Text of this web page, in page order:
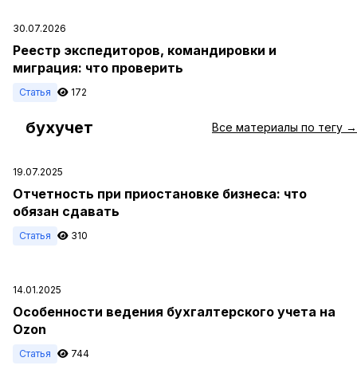
30.07.2026
Реестр экспедиторов, командировки и
миграция: что проверить
Статья 172
бухучет Все материалы по тегу →
19.07.2025
Отчетность при приостановке бизнеса: что
обязан сдавать
Статья 310
14.01.2025
Особенности ведения бухгалтерского учета на
Ozon
Статья 744